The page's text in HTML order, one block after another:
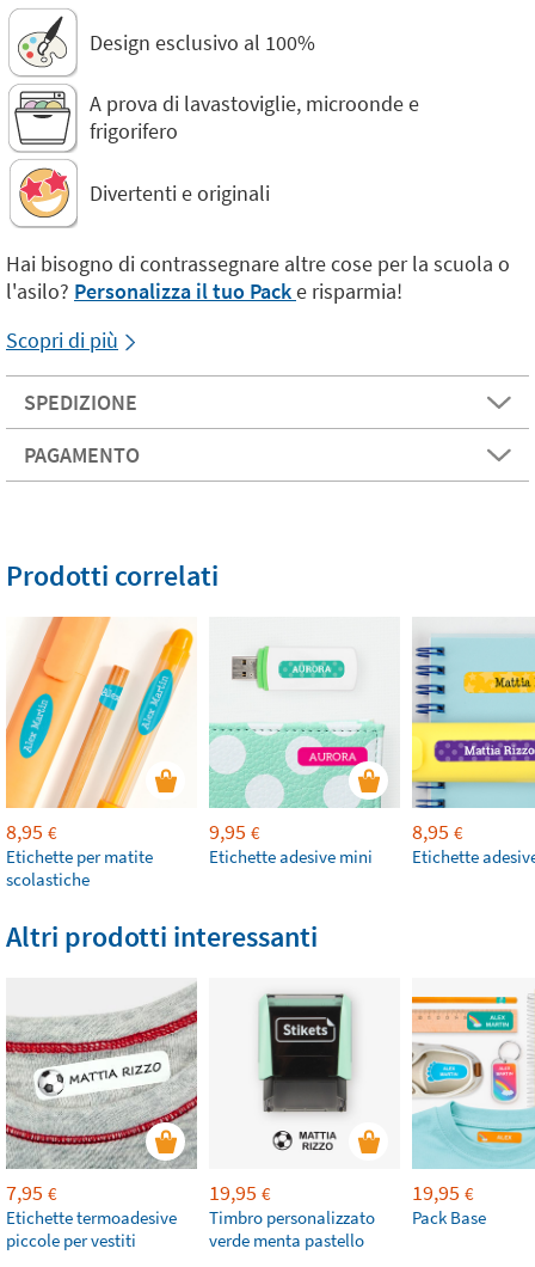
Design esclusivo al 100%
A prova di lavastoviglie, microonde e
frigorifero
Divertenti e originali
Hai bisogno di contrassegnare altre cose per la scuola o
l'asilo? Personalizza il tuo Packe risparmia!
Scopri di più
SPEDIZIONE
PAGAMENTO
Prodotti correlati
8,95 €
Etichette per matite
scolastiche
9,95 €
Etichette adesive mini
8,95 €
Etichette
Altri prodotti interessanti
7,95 €
Etichette termoadesive
piccole per vestiti
19,95 €
Timbro personalizzato
verde menta pastello
19,95 €
Pack Base